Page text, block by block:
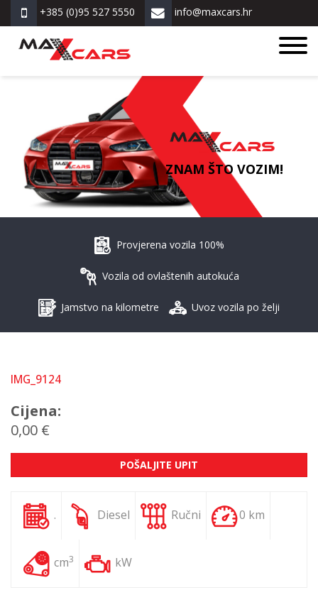
+385 (0)95 527 5550 info@maxcars.hr
ZNAM ŠTO VOZIM!
Provjerena vozila 100%
Vozila od ovlaštenih autokuća
Jamstvo na kilometre Uvoz vozila po želji
IMG_9124
Cijena:
0,00 €
POŠALJITE UPIT
. Diesel Ručni 0 km
cm3 kW